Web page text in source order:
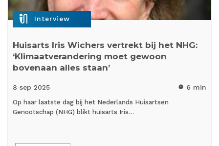
mic_external_on Interview
Huisarts Iris Wichers vertrekt bij het NHG:
‘Klimaatverandering moet gewoon
bovenaan alles staan’
8 sep 2025 timer 6 min
Op haar laatste dag bij het Nederlands Huisartsen
Genootschap (NHG) blikt huisarts Iris…